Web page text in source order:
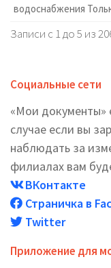
водоснабжения
Записи с 1 до 5 из
Социальные сети
«Мои документы»
случае если вы
наблюдать за
филиалах вам
ВКонтакте
Страничка в
Twitter
Приложение для